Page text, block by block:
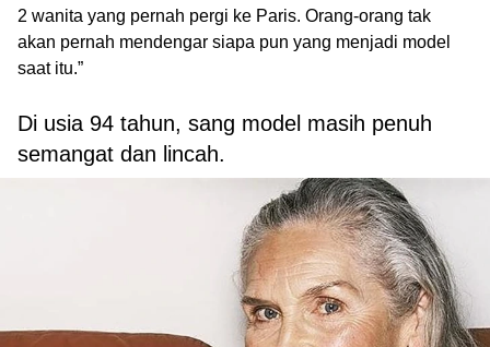
2 wanita yang pernah pergi ke Paris. Orang-orang tak
akan pernah mendengar siapa pun yang menjadi model
saat itu.”
Di usia 94 tahun, sang model masih penuh
semangat dan lincah.